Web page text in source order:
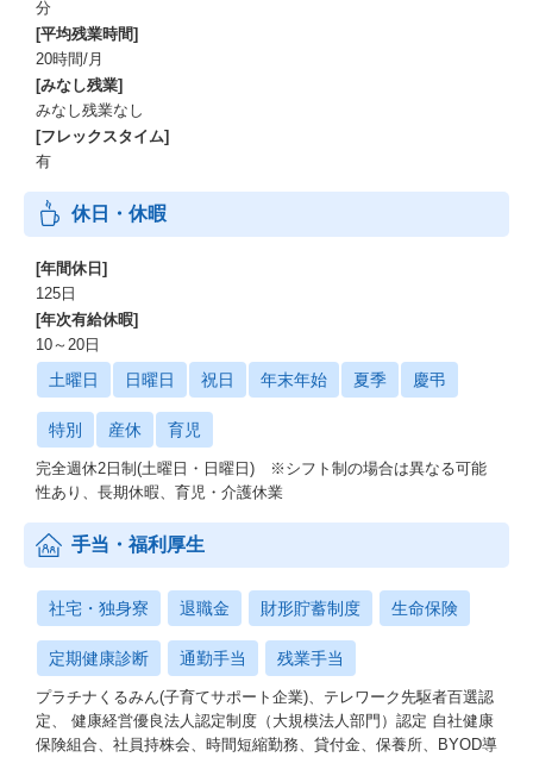
分
[平均残業時間]
20時間/月
[みなし残業]
みなし残業なし
[フレックスタイム]
有
休日・休暇
[年間休日]
125日
[年次有給休暇]
10～20日
土曜日 日曜日 祝日 年末年始 夏季 慶弔
特別 産休 育児
完全週休2日制(土曜日・日曜日) ※シフト制の場合は異なる可能
性あり、長期休暇、育児・介護休業
手当・福利厚生
社宅・独身寮 退職金 財形貯蓄制度 生命保険
定期健康診断 通勤手当 残業手当
プラチナくるみん(子育てサポート企業)、テレワーク先駆者百選認
定、 健康経営優良法人認定制度（大規模法人部門）認定 自社健康
保険組合、社員持株会、時間短縮勤務、貸付金、保養所、BYOD導